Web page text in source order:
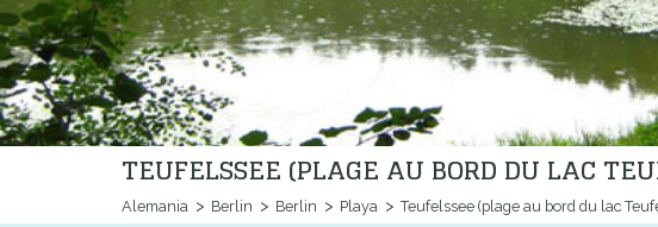
TEUFELSSEE (PLAGE AU BORD DU LAC
Alemania Berlin Berlin Playa Teufelssee (plage au bord du lac